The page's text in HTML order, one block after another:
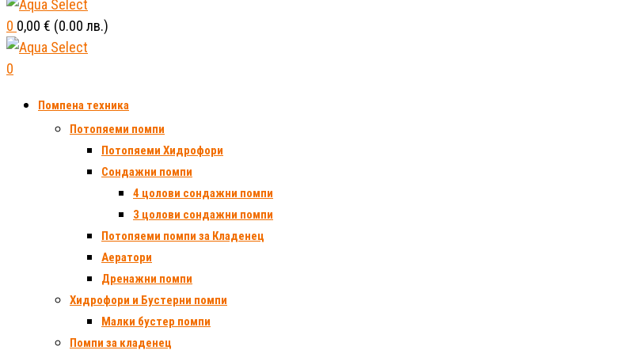
0 0,00 € (0.00 лв.)
0
Помпена техника
Потопяеми помпи
Потопяеми Хидрофори
Сондажни помпи
4 цолови сондажни помпи
3 цолови сондажни помпи
Потопяеми помпи за Кладенец
Аератори
Дренажни помпи
Хидрофори и Бустерни помпи
Малки бустер помпи
Помпи за кладенец